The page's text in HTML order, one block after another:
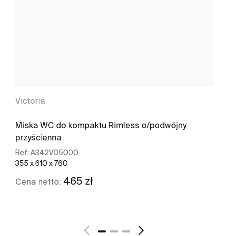
Victoria
Miska WC do kompaktu Rimless o/podwójny
przyścienna
Ref: A342V05000
355 x 610 x 760
Cena netto: 465 zł